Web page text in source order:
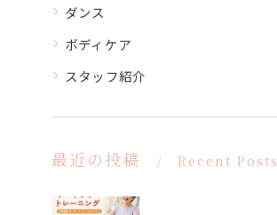
ダンス
ボディケア
スタッフ紹介
最近の投稿 Recent Posts